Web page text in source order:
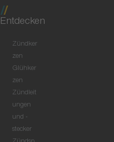
Entdecken
Zündker
zen
Glühker
zen
Zündleit
ungen
und -
stecker